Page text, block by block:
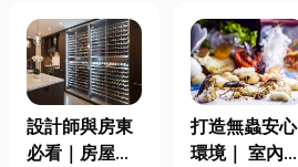
設計師與房東
必看｜房屋濕
打造無蟲安心
環境｜ 室內外